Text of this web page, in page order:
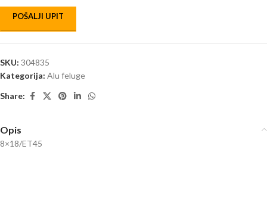
POŠALJI UPIT
SKU: 304835
Kategorija: Alu feluge
Share:
Opis
8×18/ET45